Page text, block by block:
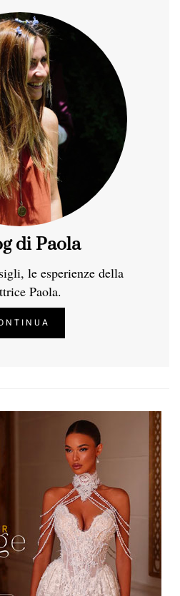
di Paola
le esperienze della
Paola.